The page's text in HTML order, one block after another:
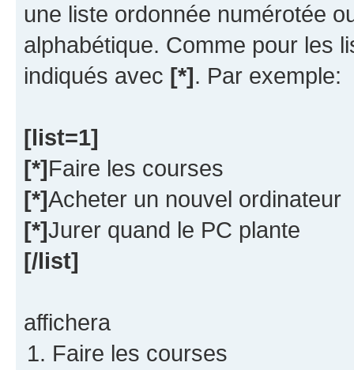
une liste ordonnée numérotée
alphabétique. Comme pour les
indiqués avec [*]. Par exemple:
[list=1]
[*]Faire les courses
[*]Acheter un nouvel ordinateur
[*]Jurer quand le PC plante
[/list]
affichera
Faire les courses